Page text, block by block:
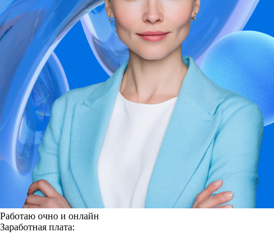
Работаю очно и онлайн
Заработная плата: